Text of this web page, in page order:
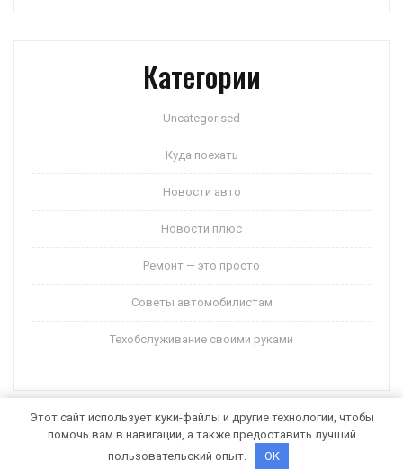
Категории
Uncategorised
Куда поехать
Новости авто
Новости плюс
Ремонт — это просто
Советы автомобилистам
Техобслуживание своими руками
Auto Motors WordPress Theme от Themespride
Этот сайт использует куки-файлы и другие технологии, чтобы
помочь вам в навигации, а также предоставить лучший
пользовательский опыт.
OK